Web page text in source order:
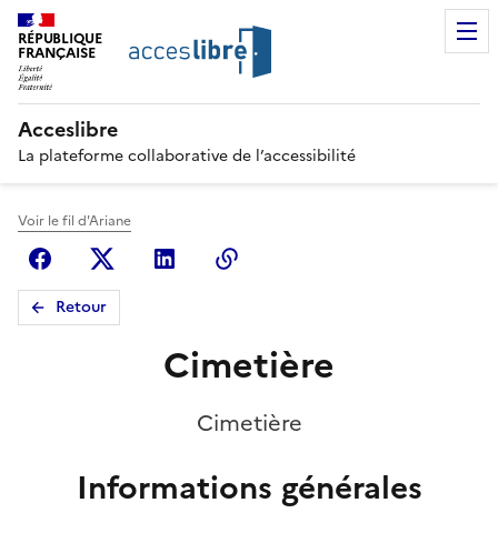
RÉPUBLIQUE
FRANÇAISE
Acceslibre
La plateforme collaborative de l’accessibilité
Voir le fil d'Ariane
FacebookX (anciennement Twitter)
Linkedin
Retour
Cimetière
Cimetière
Informations générales